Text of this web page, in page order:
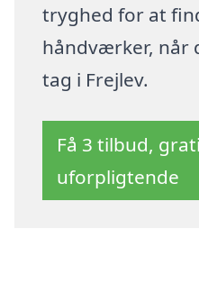
tryghed for at
håndværker, når
tag i Frejlev.
Få 3 tilbud,
uforpligtende